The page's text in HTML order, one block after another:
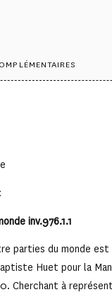
inv.976.1.1
parties du monde est
Huet pour la
Cherchant à